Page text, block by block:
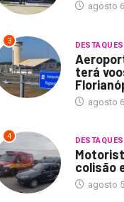
agosto
3 DESTAQUES
terá
agosto
4 DESTAQUES
colisão
agosto